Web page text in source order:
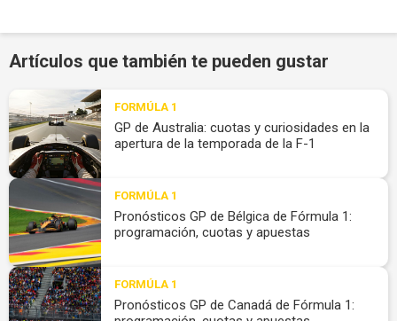
Artículos que también te pueden gustar
FORMÚLA 1
GP de Australia: cuotas y curiosidades en la
apertura de la temporada de la F-1
FORMÚLA 1
Pronósticos GP de Bélgica de Fórmula 1:
programación, cuotas y apuestas
FORMÚLA 1
Pronósticos GP de Canadá de Fórmula 1: